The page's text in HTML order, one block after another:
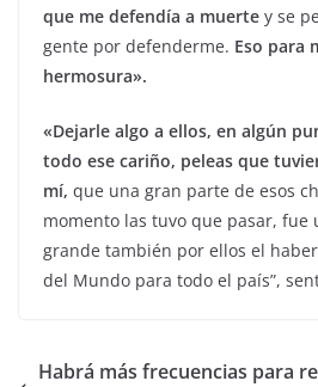
que me defendía a muerte y se
gente por defenderme. Eso para
hermosura».
«Dejarle algo a ellos, en algún
todo ese cariño, peleas que
mí, que una gran parte de esos
momento las tuvo que pasar, fue
grande también por ellos el
del Mundo para todo el país”,
Habrá más frecuencias para